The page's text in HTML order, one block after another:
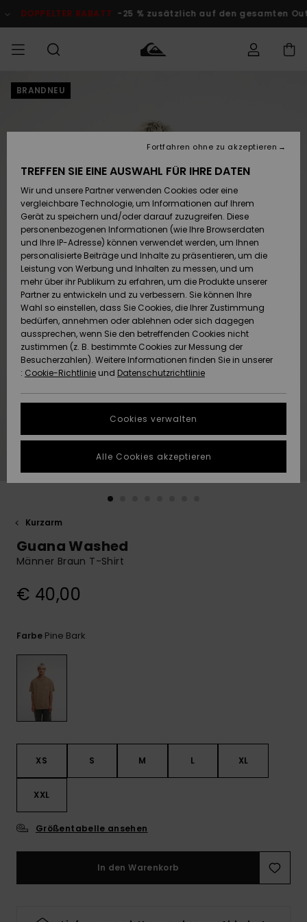
Produktinformation
DOPPELTER RABATT -25 % zusätzlich auf den gesamten
MÄNNER
Accessoires
Schuhe&
Flip-Flops
Surf
Snow
Brandneu
Highlights
JUNGEN
Accessoires
Schuhe&
Flip-Flops
Surf
Snow
Brandneu
Highlights
FRAUEN
Brandneu
Highlights
Snow
SURF
Kinder
Highlights
Community
SNOW
Kinder
Snow Shop
Damen
Highlights
Community
DOPPELTER
RABATT
KINDER
Outlet
Frauen
HILFE & KONTAKT
Versand
Retouren
Bezahlung
Geschenkkarte
Quiksilver
Freedom
Datenschutz
Starten Sie eine
Unterhaltung,
schnellste
Antwort auf Ihre
Frage zu
Finden Sie
NACHHALTIGKEIT
WUNSCHLISTE
BRANDNEU
Kurzarm
Guana Washed
Männer Braun T-Shirt
€ 40,00
Farbe Pine Bark
XS S M L XL
XXL
Größentabelle ansehen
In den Warenkorb
TREFFEN SIE EINE AUSWAHL FÜR IHRE DATEN
Wir und unsere Partner verwenden Cookies oder eine
vergleichbare Technologie, um Informationen auf Ihrem
Gerät zu speichern und/oder darauf zuzugreifen. Diese
personenbezogenen Informationen (wie Ihre Browserdaten
und Ihre IP-Adresse) können verwendet werden, um Ihnen
personalisierte Beiträge und Inhalte zu präsentieren, um die
Leistung von Werbung und Inhalten zu messen, und um
mehr über ihr Publikum zu erfahren, um die Produkte unserer
Partner zu entwickeln und zu verbessern. Sie können Ihre
Wahl so einstellen, dass Sie Cookies, die Ihrer Zustimmung
bedürfen, annehmen oder ablehnen oder sich dagegen
aussprechen, wenn Sie den betreffenden Cookies nicht
zustimmen (z. B. bestimmte Cookies zur Messung der
Besucherzahlen). Weitere Informationen finden Sie in unserer
: Cookie-Richtlinie und Datenschutzrichtlinie
Cookies verwalten
Fortfahren ohne zu akzeptieren
Alle Cookies akzeptieren